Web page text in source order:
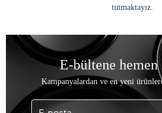
tutmaktayız.
E-bültene
Kampanyalardan ve en yeni